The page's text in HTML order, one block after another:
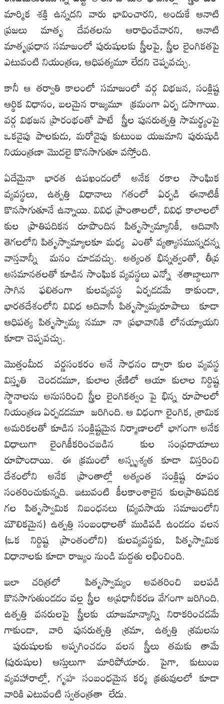
మార్మిక శక్తి ఉన్నదని వారు భావించారని, అందుకే ఆనాటి
ప్రజలు మాతృ దేవతలను ఆరాధించేవారని, ఆనాటి
మాతృప్రధాన సమాజంలో పురుషులకు స్త్రీలపై, స్త్రీల లైంగికతపై
ఎటువంటి నియంత్రణ, ఆధిపత్యమూ లేదని చెప్పవచ్చు.
కానీ ఆ తర్వాతి కాలంలో సమాజంలో వర్గ విభజన, సంక్లిష్ట
ఆర్థిక విధానం, బలమైన రాజ్యమూ క్రమంగా ఏర్ప డసాగాయి.
వర్గ విభజన ప్రారంభంతో పాటే స్త్రీల పునరుత్పత్తి సామర్థ్యంపై
ఒకవైపు పాలకుడు, మరోవైపు కుటుంబ యజమాని పురుషుడి
నియంత్రణా మొదలై కొనసాగుతూ వస్తోంది.
ఏదేమైనా భారత ఉపఖండంలో అనేక రకాల సాంఘిక
వ్యవస్థలు, ఉత్పత్తి విధానాలు గతంలో ఏర్పడి ఈనాటికీ
కొనసాగుతూనే ఉన్నాయి. వివిధ ప్రాంతాలలో, వివిధ కాలాలలో
కుల ప్రాతిపదికన రూపొందిన పితృస్వామ్యానికీ, ఆదివాసి
తెగలలోని పితృస్వామ్యాలకూ మధ్య ఎంతో వ్యత్యాసమున్నదన్న
వాస్తవాన్నీ మనం చూడవచ్చు. అత్యంత భిన్నత్వంతో, తీవ్ర
అసమానతలతో కూడిన సాంఘిక వ్యవస్థలు ఎన్నో శతాబ్దాలుగా
సాగిన ఫలితంగా కులవ్యవస్థ ఏర్పడడమే కాకుండా,
భారతదేశంలోని వివిధ ఆదివాసీ పితృస్వామ్యరూపాలు కూడా
ఆధిపత్య పితృస్వామ్య నమూ నా ప్రభావానికి లోనయ్యాయని
కూడా చెప్పవచ్చు.
మొత్తంమీద వర్ణసంకరం అనే సాధనం ద్వారా కుల వ్యవస్థ
విస్తృతి చెందడమూ, కులాల శ్రేణిలో ఆయా కులాల నిర్దిష్ట
స్థానాలను అనుసరించి స్త్రీల లైంగికత్వం పై భిన్న రూపాలలో
నియంత్రణ ఏర్పడడమూ జరిగింది. ఆ విధంగా లైంగిక, శ్రామిక
అమరికలతో కూడిన సంక్లిష్టమైన నిర్మాణాలలో భాగంగా అనేక
విధాలుగా లైంగికీకరించబడిన కుల సంప్రదాయాలు
రూపొందాయి. ఈ క్రమంలో అస్పృశ్యత కూడా విస్తరించి
దేశంలోని అనేక ప్రాంతాల్లో అత్యంత సంక్లిష్ట రూపం
సంతరించుకున్నది. ఇటువంటి కీలకాంశాలైన కులప్రాతిపదిక
గల పితృస్వామిక నిబంధనలు (వ్యవసాయ సమాజంలోని
మౌలికమైన) ఉత్పత్తి సంబంధాలతో ముడిపడి ఉండడం వలన
(ఒక నిర్దిష్ట ప్రాంతంలోని) కులవ్యవస్థకు, పితృస్వామిక
విధానాలకు కూడా రాజ్యం నుండి మద్దతు లభించింది.
ఇలా చరిత్రలో పితృస్వామ్యం అవతరించి బలపడి
కొనసాగుతుండడం వల్ల స్త్రీల అప్రధానీకరణ వేగంగా జరిగింది.
ఉత్పత్తి వనరులపై స్త్రీలకు యాజమాన్యాన్ని నిరాకరించడమే
గాకుండా, వారి పునరుత్పత్తి శ్రమా, ఉత్పత్తి శ్రమలను
పురుషులకు అప్పగించడం వలన స్త్రీలు తమకు తామే
(పురుషుల) ఆస్తులుగా మారిపోయారు. పైగా, కుటుంబ
వ్యవహారాల్లో, గృహ సంబంధమైన కర్మ క్రతువులలో కూడా
వారికి ఎటువంటి స్వతంత్రతా లేదు.